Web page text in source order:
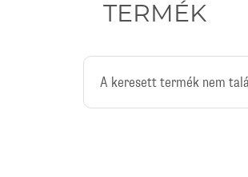
TERMÉK
A keresett termék nem